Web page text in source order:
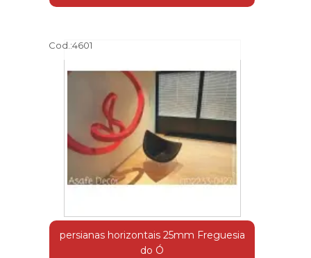
Cod.:4601
persianas horizontais 25mm Freguesia
do Ó